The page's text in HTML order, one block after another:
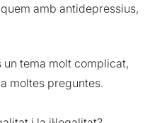
amb antidepressius,
un tema molt complicat,
moltes preguntes.